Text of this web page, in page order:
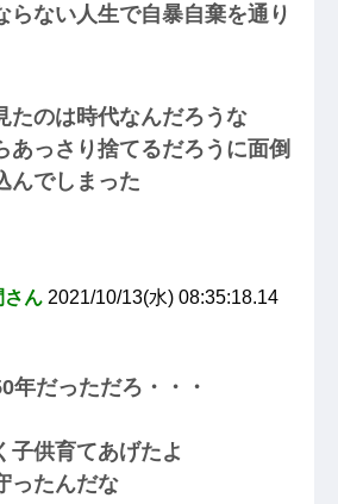
らない人生で自暴自棄を通り
たのは時代なんだろうな
あっさり捨てるだろうに面倒
んでしまった
さん 2021/10/13(水) 08:35:18.14
年だっただろ・・・
子供育てあげたよ
ったんだな